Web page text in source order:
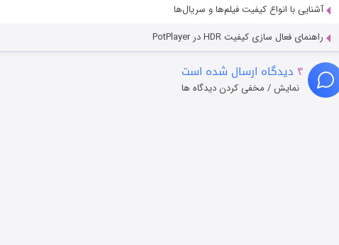
آشنایی با انواع کیفیت فیلم‌ها و سریال‌ها
راهنمای فعال سازی کیفیت HDR در PotPlayer
۴ دیدگاه ارسال شده است
نمایش / مخفی کردن دیدگاه ها